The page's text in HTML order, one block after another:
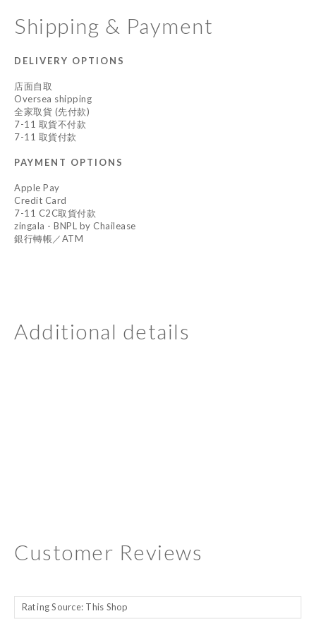
Shipping & Payment
DELIVERY OPTIONS
店面自取
Oversea shipping
全家取貨 (先付款)
7-11 取貨不付款
7-11 取貨付款
PAYMENT OPTIONS
Apple Pay
Credit Card
7-11 C2C取貨付款
zingala - BNPL by Chailease
銀行轉帳／ATM
Additional details
Customer Reviews